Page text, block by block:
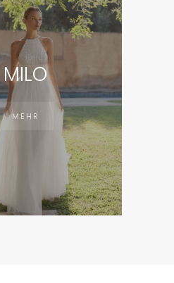
MILO
MEHR